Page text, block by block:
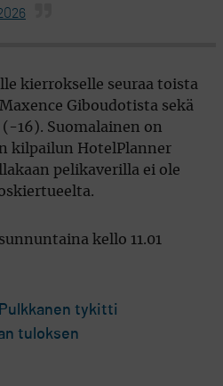
kierrokselle seuraa toista
Giboudotista sekä
16). Suomalainen on
kilpailun HotelPlanner
pelikaverilla ei ole
kello 11.01
tykitti
tuloksen